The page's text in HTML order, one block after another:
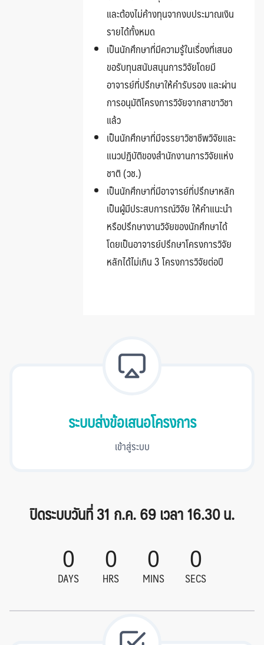
และต้องไม่ค้างทุนจากงบประมาณเงิน
รายได้ทั้งหมด
เป็นนักศึกษาที่มีความรู้ในเรื่องที่เสนอ
ขอรับทุนสนับสนุนการวิจัยโดยมี
อาจารย์ที่ปรึกษาให้คำรับรอง และผ่าน
การอนุมัติโครงการวิจัยจากสาขาวิชา
แล้ว
เป็นนักศึกษาที่มีจรรยาวิชาชีพวิจัยและ
แนวปฏิบัติของสำนักงานการวิจัยแห่ง
ชาติ (วช.)
เป็นนักศึกษาที่มีอาจารย์ที่ปรึกษาหลัก
เป็นผู้มีประสบการณ์วิจัย ให้คำแนะนำ
หรือปรึกษางานวิจัยของนักศึกษาได้
โดยเป็นอาจารย์ปรึกษาโครงการวิจัย
หลักได้ไม่เกิน 3 โครงการวิจัยต่อปี
ระบบส่งข้อเสนอโครงการ
เข้าสู่ระบบ
ปิดระบบวันที่ 31 ก.ค. 69 เวลา 16.30 น.
0
DAYS
0
HRS
0
MINS
0
SECS